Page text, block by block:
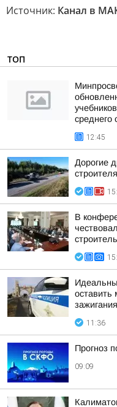
Источник: Канал в
ТОП
среднего
12:45
Дорогие
В
оставить
11:36
Прогноз
09:09